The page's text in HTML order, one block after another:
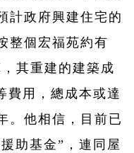
計政府興建住宅的
整個宏福苑約有
其重建的建築成
費用，總成本或達
。他相信，目前已
助基金”，連同屋